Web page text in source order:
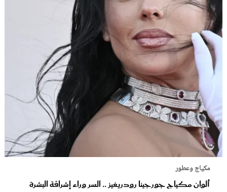
مكياج وعطور
ألوان مكياج جورجينا رودريغيز .. السر وراء إشراقة البشرة